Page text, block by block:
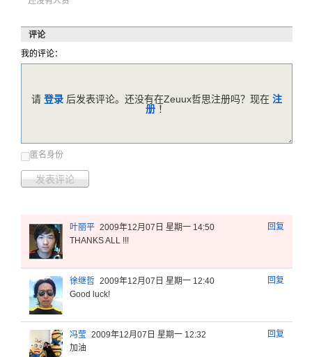
评论
我的评论：
匿名身份
发表评论
请 登录 后发表评论。还没有在Zeuux哲思注册吗？现在 注
册 ！
回复
叶丽平 2009年12月07日 星期一 14:50
THANKS ALL !!!
回复
徐继哲 2009年12月07日 星期一 12:40
Good luck!
回复
冯莹 2009年12月07日 星期一 12:32
加油